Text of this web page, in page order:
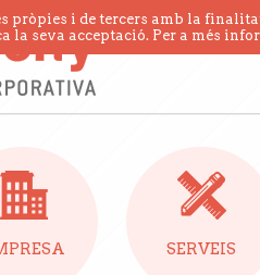
i de tercers amb la
la seva acceptació. Per a més
SERVEIS